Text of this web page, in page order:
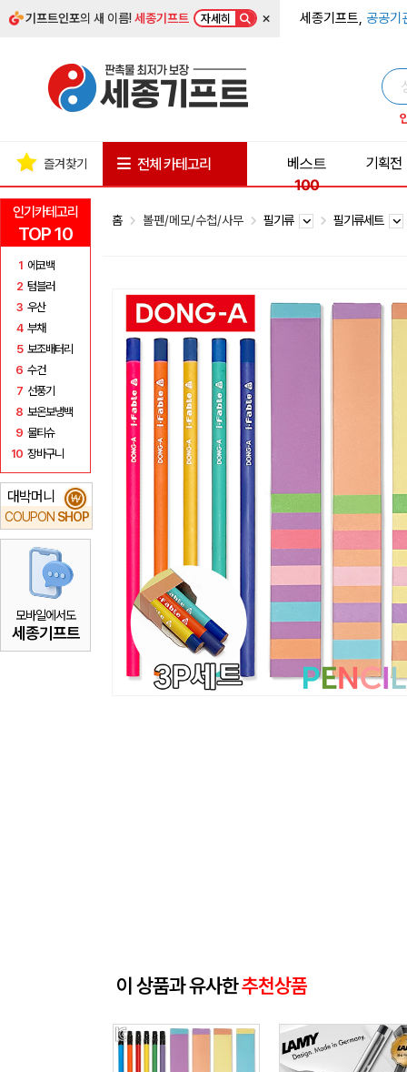
기프트인포의 새 이름!세종기프트 자세히 × 세종기프트, 공공기
인기카테고리
TOP 10
1 에코백
2 텀블러
3 우산
4 부채
5 보조배터리
6 수건
7 선풍기
8 보온보냉백
9 물티슈
10 장바구니
대박머니
COUPON SHOP
₩
모바일에서도
세종기프트
즐겨찾기 전체 카테고리
베스트
100
기획전
홈 볼펜/메모/수첩/사무 필기류 필기류세트
이 상품과 유사한추천상품